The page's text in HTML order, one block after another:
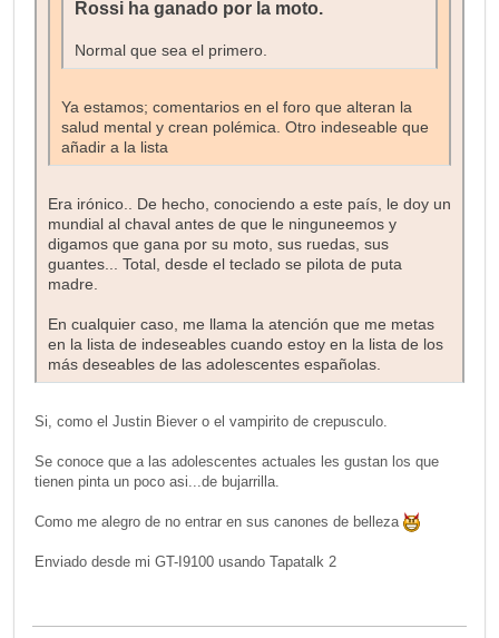
Rossi ha ganado por la moto.
Normal que sea el primero.
Ya estamos; comentarios en el foro que alteran la
salud mental y crean polémica. Otro indeseable que
añadir a la lista
Era irónico.. De hecho, conociendo a este país, le doy un
mundial al chaval antes de que le ninguneemos y
digamos que gana por su moto, sus ruedas, sus
guantes... Total, desde el teclado se pilota de puta
madre.
En cualquier caso, me llama la atención que me metas
en la lista de indeseables cuando estoy en la lista de los
más deseables de las adolescentes españolas.
Si, como el Justin Biever o el vampirito de crepusculo.
Se conoce que a las adolescentes actuales les gustan los que
tienen pinta un poco asi...de bujarrilla.
Como me alegro de no entrar en sus canones de belleza
Enviado desde mi GT-I9100 usando Tapatalk 2